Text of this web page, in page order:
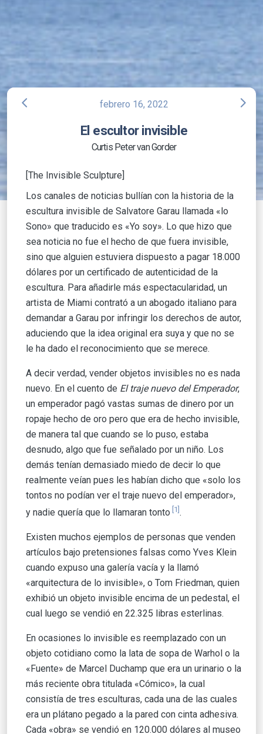
arrow_back_ios febrero 16, 2022 arrow_forward_ios
El escultor invisible
Curtis Peter van Gorder
[The Invisible Sculpture]
Los canales de noticias bullían con la historia de la
escultura invisible de Salvatore Garau llamada «lo
Sono» que traducido es «Yo soy». Lo que hizo que
sea noticia no fue el hecho de que fuera invisible,
sino que alguien estuviera dispuesto a pagar 18.000
dólares por un certificado de autenticidad de la
escultura. Para añadirle más espectacularidad, un
artista de Miami contrató a un abogado italiano para
demandar a Garau por infringir los derechos de autor,
aduciendo que la idea original era suya y que no se
le ha dado el reconocimiento que se merece.
A decir verdad, vender objetos invisibles no es nada
nuevo. En el cuento de El traje nuevo del Emperador,
un emperador pagó vastas sumas de dinero por un
ropaje hecho de oro pero que era de hecho invisible,
de manera tal que cuando se lo puso, estaba
desnudo, algo que fue señalado por un niño. Los
demás tenían demasiado miedo de decir lo que
realmente veían pues les habían dicho que «solo los
tontos no podían ver el traje nuevo del emperador»,
y nadie quería que lo llamaran tonto [1] .
Existen muchos ejemplos de personas que venden
artículos bajo pretensiones falsas como Yves Klein
cuando expuso una galería vacía y la llamó
«arquitectura de lo invisible», o Tom Friedman, quien
exhibió un objeto invisible encima de un pedestal, el
cual luego se vendió en 22.325 libras esterlinas.
En ocasiones lo invisible es reemplazado con un
objeto cotidiano como la lata de sopa de Warhol o la
«Fuente» de Marcel Duchamp que era un urinario o la
más reciente obra titulada «Cómico», la cual
consistía de tres esculturas, cada una de las cuales
era un plátano pegado a la pared con cinta adhesiva.
Cada «obra» se vendió en 120.000 dólares al museo